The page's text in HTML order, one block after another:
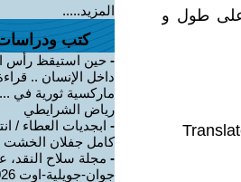
على طول و
المزيد.....
كتب
- حين استيقظ رأس
داخل الإنسان ..
ماركسية ثورية في
رياض الشرايطي
- ابجديات العطاء /
كامل جفلان الخشت
- مجلة سلاح النقد،